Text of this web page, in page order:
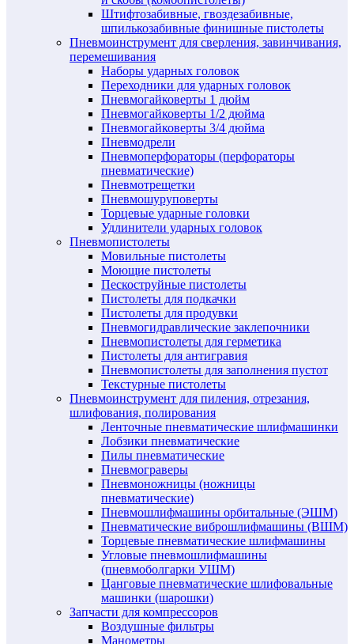
Штифтозабивные, гвоздезабивные,
шпилькозабивные финишные пистолеты
Пневмоинструмент для сверления, завинчивания,
перемешивания
Наборы ударных головок
Переходники для ударных головок
Пневмогайковерты 1 дюйм
Пневмогайковерты 1/2 дюйма
Пневмогайковерты 3/4 дюйма
Пневмодрели
Пневмоперфораторы (перфораторы
пневматические)
Пневмотрещетки
Пневмошуруповерты
Торцевые ударные головки
Удлинители ударных головок
Пневмопистолеты
Мовильные пистолеты
Моющие пистолеты
Пескоструйные пистолеты
Пистолеты для подкачки
Пистолеты для продувки
Пневмогидравлические заклепочники
Пневмопистолеты для герметика
Пистолеты для антигравия
Пневмопистолеты для заполнения пустот
Текстурные пистолеты
Пневмоинструмент для пиления, отрезания,
шлифования, полирования
Ленточные пневматические шлифмашинки
Лобзики пневматические
Пилы пневматические
Пневмограверы
Пневмоножницы (ножницы
пневматические)
Пневмошлифмашины орбитальные (ЭШМ)
Пневматические виброшлифмашины (ВШМ)
Торцевые пневматические шлифмашины
Угловые пневмошлифмашины
(пневмоболгарки УШМ)
Цанговые пневматические шлифовальные
машинки (шарошки)
Запчасти для компрессоров
Воздушные фильтры
Манометры